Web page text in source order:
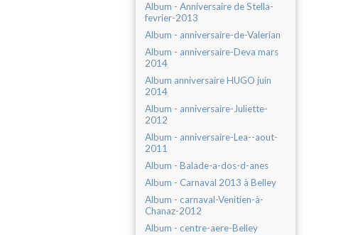
Album - Anniversaire de Stella-
fevrier-2013
Album - anniversaire-de-Valerian
Album - anniversaire-Deva mars
2014
Album anniversaire HUGO juin
2014
Album - anniversaire-Juliette-
2012
Album - anniversaire-Lea--aout-
2011
Album - Balade-a-dos-d-anes
Album - Carnaval 2013 à Belley
Album - carnaval-Venitien-à-
Chanaz-2012
Album - centre-aere-Belley